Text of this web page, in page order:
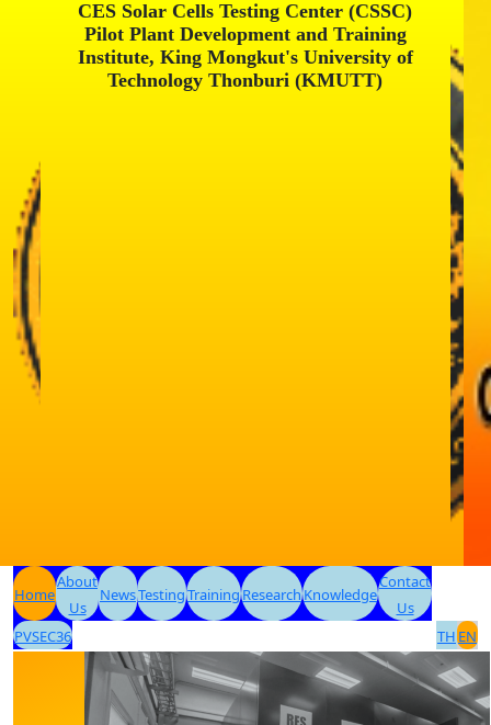
CES Solar Cells Testing Center (CSSC)
Pilot Plant Development and Training
Institute, King Mongkut's University of
Technology Thonburi (KMUTT)
Home
About
Us
NewsTestingTraining Research Knowledge
Contact
Us
PVSEC36
TH EN